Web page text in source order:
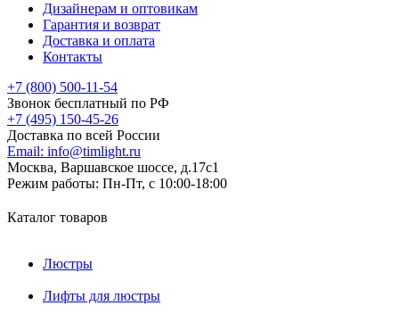
Дизайнерам и оптовикам
Гарантия и возврат
Доставка и оплата
Контакты
+7 (800) 500-11-54
Звонок бесплатный по РФ
+7 (495) 150-45-26
Доставка по всей России
Email: info@timlight.ru
Москва, Варшавское шоссе, д.17c1
Режим работы: Пн-Пт, с 10:00-18:00
Каталог товаров
Люстры
Лифты для люстры